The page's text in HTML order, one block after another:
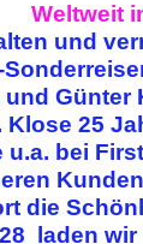
Weltweit
und
Günter
25
u.a. bei
die
laden